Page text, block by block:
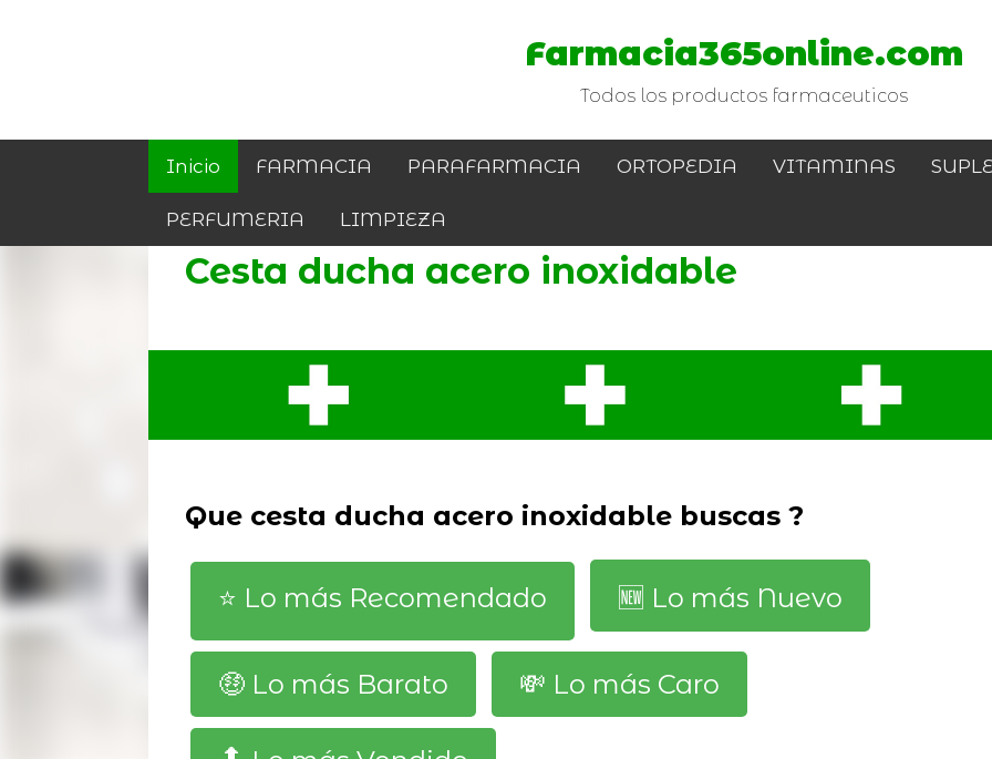
Farmacia365online.com
Todos los productos farmaceuticos
Inicio FARMACIA PARAFARMACIA ORTOPEDIA VITAMINAS
PERFUMERIA LIMPIEZA
Cesta ducha acero inoxidable
Que cesta ducha acero inoxidable buscas ?
⭐️ Lo más Recomendado 🆕️ Lo más Nuevo
🤑 Lo más Barato 💸 Lo más Caro